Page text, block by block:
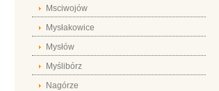
Msciwojów
Mysłakowice
Mysłów
Myślibórz
Nagórze